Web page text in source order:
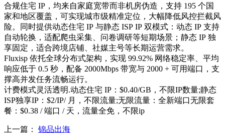
合规住宅 IP，均来自家庭宽带而非机房伪造，支持 195 个国
家和地区覆盖，可实现城市级精准定位，大幅降低风控拦截风
险。同时提供动态住宅 IP 与静态 ISP IP 双模式：动态 IP 支持
自动轮换，适配爬虫采集、问卷调研等短期场景；静态 IP 独
享固定，适合跨境店铺、社媒主号等长期运营需求。
Fluxisp 依托全球分布式架构，实现 99.92% 网络稳定率、平均
响应低于 0.5 秒，配备 2000Mbps 带宽与 2000 + 可用端口，支
撑高并发任务流畅运行。
计费模式灵活透明.动态住宅 IP：$0.40/GB，不限IP数量;静态
ISP独享IP：$2/IP/ 月，不限流量;无限流量：全新端口无限套
餐：$0.38 / 端口 / 天，流量全免，不限ip
上一篇： 锦品出海